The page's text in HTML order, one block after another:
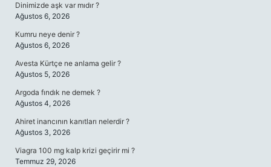
Dinimizde aşk var mıdır ?
Ağustos 6, 2026
Kumru neye denir ?
Ağustos 6, 2026
Avesta Kürtçe ne anlama gelir ?
Ağustos 5, 2026
Argoda fındık ne demek ?
Ağustos 4, 2026
Ahiret inancının kanıtları nelerdir ?
Ağustos 3, 2026
Viagra 100 mg kalp krizi geçirir mi ?
Temmuz 29, 2026